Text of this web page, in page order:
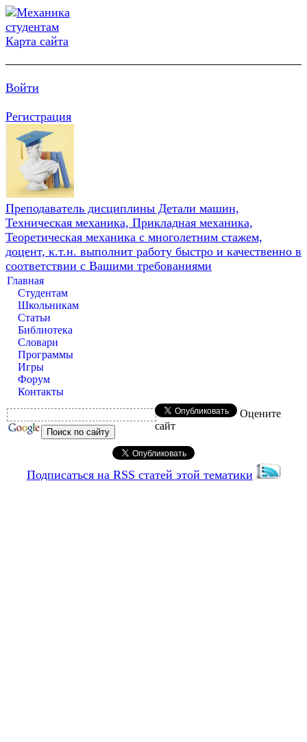
Карта сайта
Войти
Регистрация
Преподаватель дисциплины Детали машин,
Техническая механика, Прикладная механика,
Теоретическая механика с многолетним стажем,
доцент, к.т.н. выполнит работу быстро и качественно в
соответствии с Вашими требованиями
Главная
Студентам
Школьникам
Статьи
Библиотека
Словари
Программы
Игры
Форум
Контакты
Оцените
сайт
Подписаться на RSS статей этой тематики